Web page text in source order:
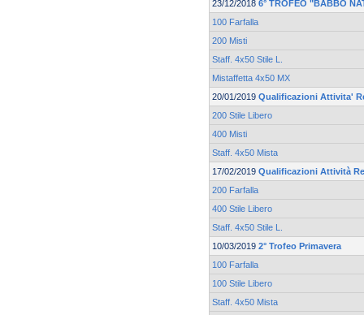
23/12/2018 6° TROFEO "BABBO
100 Farfalla
200 Misti
Staff. 4x50 Stile L.
Mistaffetta 4x50 MX
20/01/2019 Qualificazioni Attivita'
200 Stile Libero
400 Misti
Staff. 4x50 Mista
17/02/2019 Qualificazioni Attività
200 Farfalla
400 Stile Libero
Staff. 4x50 Stile L.
10/03/2019 2° Trofeo Primavera
100 Farfalla
100 Stile Libero
Staff. 4x50 Mista